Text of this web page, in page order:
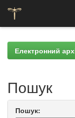
navigationЕлектронний
Пошук
Пошук: